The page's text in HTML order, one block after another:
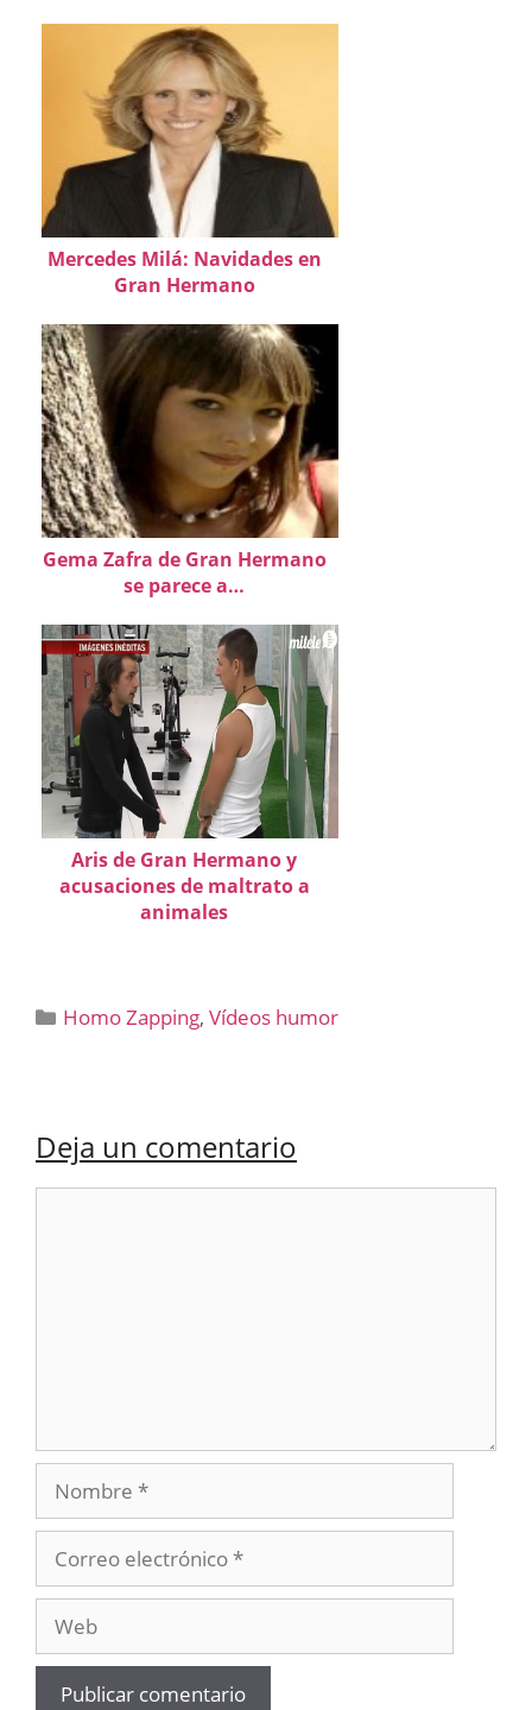
Mercedes Milá: Navidades en
Gran Hermano
Gema Zafra de Gran Hermano
se parece a…
Aris de Gran Hermano y
acusaciones de maltrato a
animales
Categorías
Homo Zapping,Vídeos humor
Deja un comentario
Nombre
electrónico